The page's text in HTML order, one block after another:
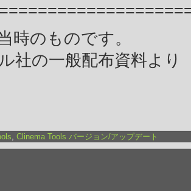
時のものです。
社の一般配布資料より
, Clinema Tools バージョン/アップデート